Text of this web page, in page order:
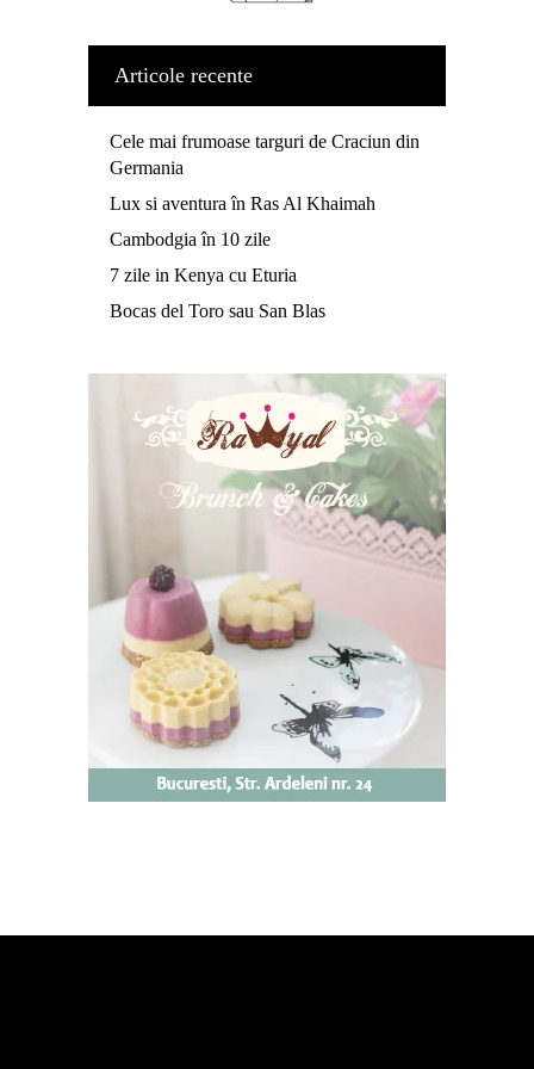
Articole recente
Cele mai frumoase targuri de Craciun din
Germania
Lux si aventura în Ras Al Khaimah
Cambodgia în 10 zile
7 zile in Kenya cu Eturia
Bocas del Toro sau San Blas